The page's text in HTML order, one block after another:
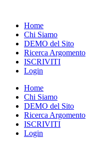
contenutoHome
Chi Siamo
DEMO del Sito
Ricerca Argomento
ISCRIVITI
Login
Home
Chi Siamo
DEMO del Sito
Ricerca Argomento
ISCRIVITI
Login